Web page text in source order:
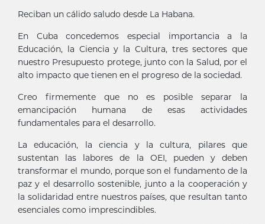
Reciban un cálido saludo desde La Habana.
En Cuba concedemos especial importancia a la
Educación, la Ciencia y la Cultura, tres sectores que
nuestro Presupuesto protege, junto con la Salud, por el
alto impacto que tienen en el progreso de la sociedad.
Creo firmemente que no es posible separar la
emancipación humana de esas actividades
fundamentales para el desarrollo.
La educación, la ciencia y la cultura, pilares que
sustentan las labores de la OEI, pueden y deben
transformar el mundo, porque son el fundamento de la
paz y el desarrollo sostenible, junto a la cooperación y
la solidaridad entre nuestros países, que resultan tanto
esenciales como imprescindibles.